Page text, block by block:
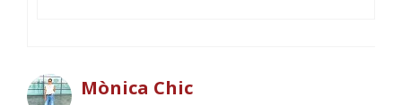
Mònica Chic